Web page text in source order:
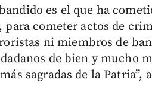
es el que ha
cometer actos de
ni miembros de
de bien y mucho
sagradas de la